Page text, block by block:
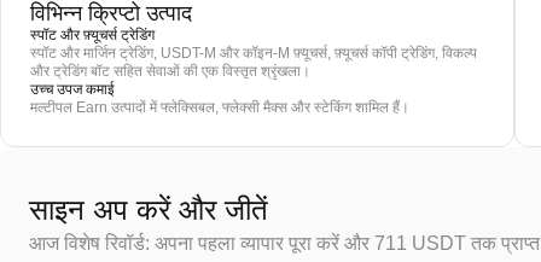
विभिन्न क्रिप्टो उत्पाद
स्पॉट और फ़्यूचर्स ट्रेडिंग
स्पॉट और मार्जिन ट्रेडिंग, USDT-M और कॉइन-M फ़्यूचर्स, फ़्यूचर्स कॉपी ट्रेडिंग, विकल्प
और ट्रेडिंग बॉट सहित सेवाओं की एक विस्तृत श्रृंखला।
उच्च उपज कमाई
मल्टीपल Earn उत्पादों में फ्लेक्सिबल, फ्लेक्सी मैक्स और स्टेकिंग शामिल हैं।
साइन अप करें और जीतें
आज विशेष रिवॉर्ड: अपना पहला व्यापार पूरा करें और 711 USDT तक